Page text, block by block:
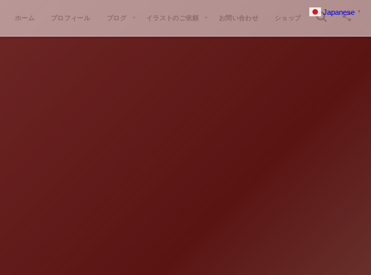
ホーム プロフィール ブログ イラストのご依頼 お問い合わせ ショップ
Japanese ▼